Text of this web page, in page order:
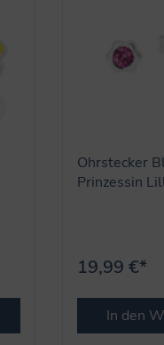
Ohrstecker
Prinzessin
19,99 €*
In den